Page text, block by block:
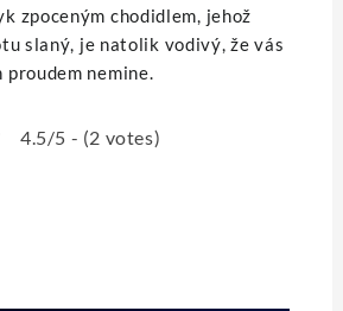
zpoceným chodidlem, jehož
slaný, je natolik vodivý, že vás
nemine.
4.5/5 - (2 votes)